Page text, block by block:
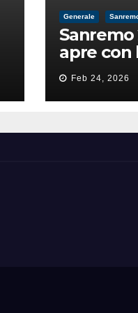
Generale
Sanremo
apre con
Pippo
Feb 24, 2026